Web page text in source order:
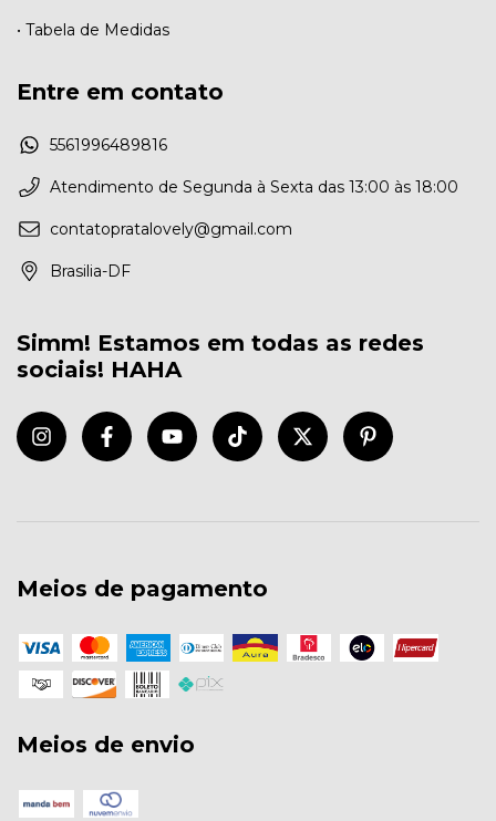
• Tabela de Medidas
Entre em contato
5561996489816
Atendimento de Segunda à Sexta das 13:00 às 18:00
contatopratalovely@gmail.com
Brasilia-DF
Simm! Estamos em todas as redes
sociais! HAHA
Meios de pagamento
Meios de envio